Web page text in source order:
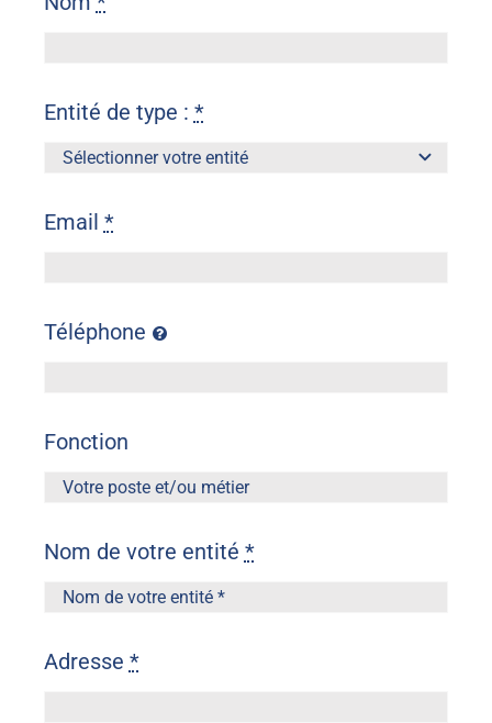
Entité de type : *
Email *
Téléphone
Fonction
Nom de votre entité *
Adresse *